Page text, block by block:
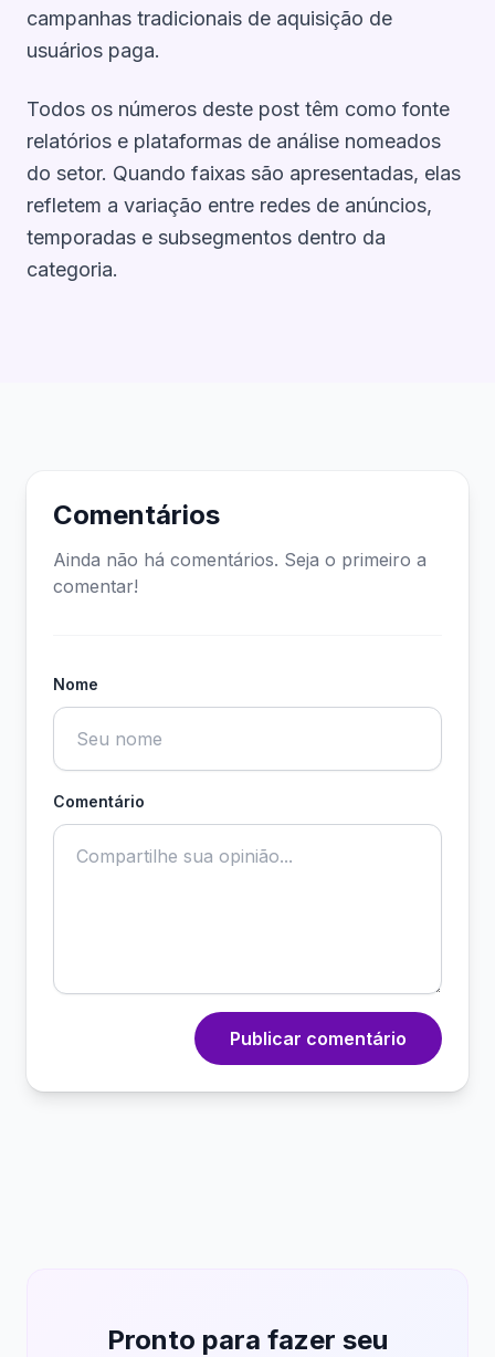
campanhas tradicionais de aquisição de
usuários paga.
Todos os números deste post têm como fonte
relatórios e plataformas de análise nomeados
do setor. Quando faixas são apresentadas, elas
refletem a variação entre redes de anúncios,
temporadas e subsegmentos dentro da
categoria.
Comentários
Ainda não há comentários. Seja o primeiro a
comentar!
Nome
Comentário
Publicar comentário
Pronto para fazer seu